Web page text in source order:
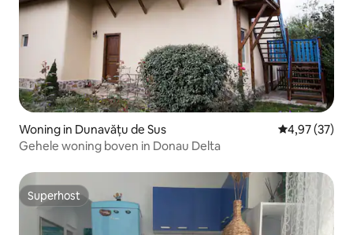
Woning in Dunavățu de Sus Gemiddelde
4,97 (37)
Gehele woning boven in Donau Delta
Superhost
Superhost